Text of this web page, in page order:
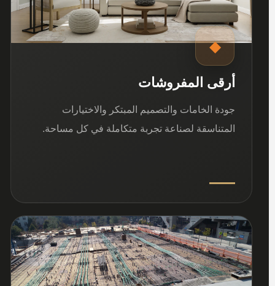
◆
أرقى المفروشات
جودة الخامات والتصميم المبتكر والاختيارات
المتناسقة لصناعة تجربة متكاملة في كل مساحة.
03